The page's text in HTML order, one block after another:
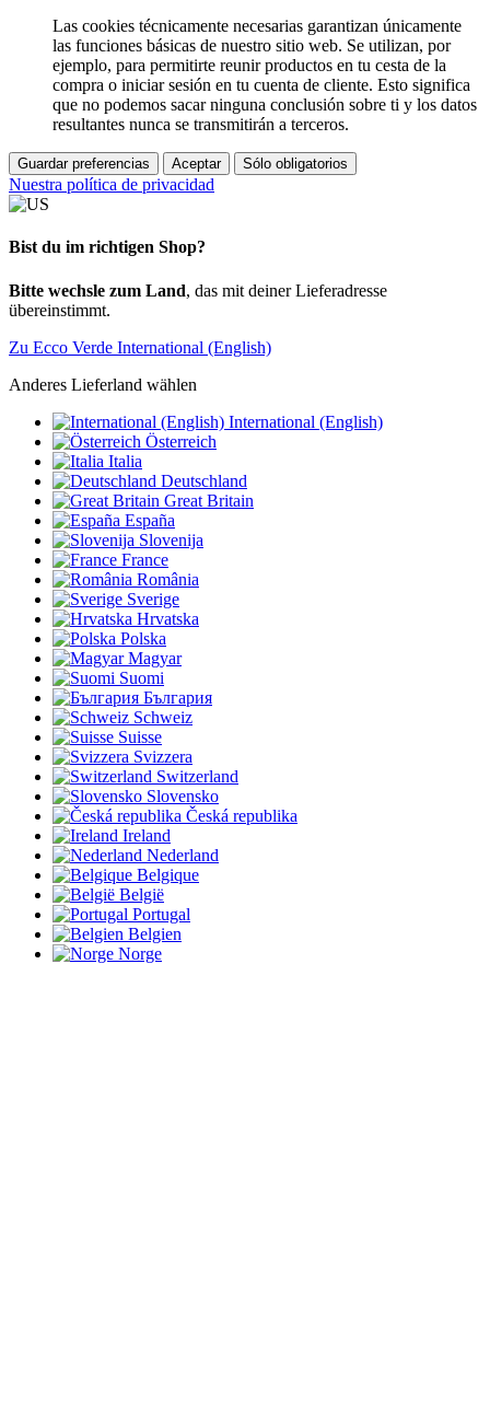
Las cookies técnicamente necesarias garantizan únicamente
las funciones básicas de nuestro sitio web. Se utilizan, por
ejemplo, para permitirte reunir productos en tu cesta de la
compra o iniciar sesión en tu cuenta de cliente. Esto significa
que no podemos sacar ninguna conclusión sobre ti y los datos
resultantes nunca se transmitirán a terceros.
Guardar preferencias Aceptar Sólo obligatorios
Nuestra política de privacidad
Bist du im richtigen Shop?
Bitte wechsle zum Land, das mit deiner Lieferadresse
übereinstimmt.
Zu Ecco Verde International (English)
Anderes Lieferland wählen
International (English)
Österreich
Italia
Deutschland
Great Britain
España
Slovenija
France
România
Sverige
Hrvatska
Polska
Magyar
Suomi
България
Schweiz
Suisse
Svizzera
Switzerland
Slovensko
Česká republika
Ireland
Nederland
Belgique
België
Portugal
Belgien
Norge